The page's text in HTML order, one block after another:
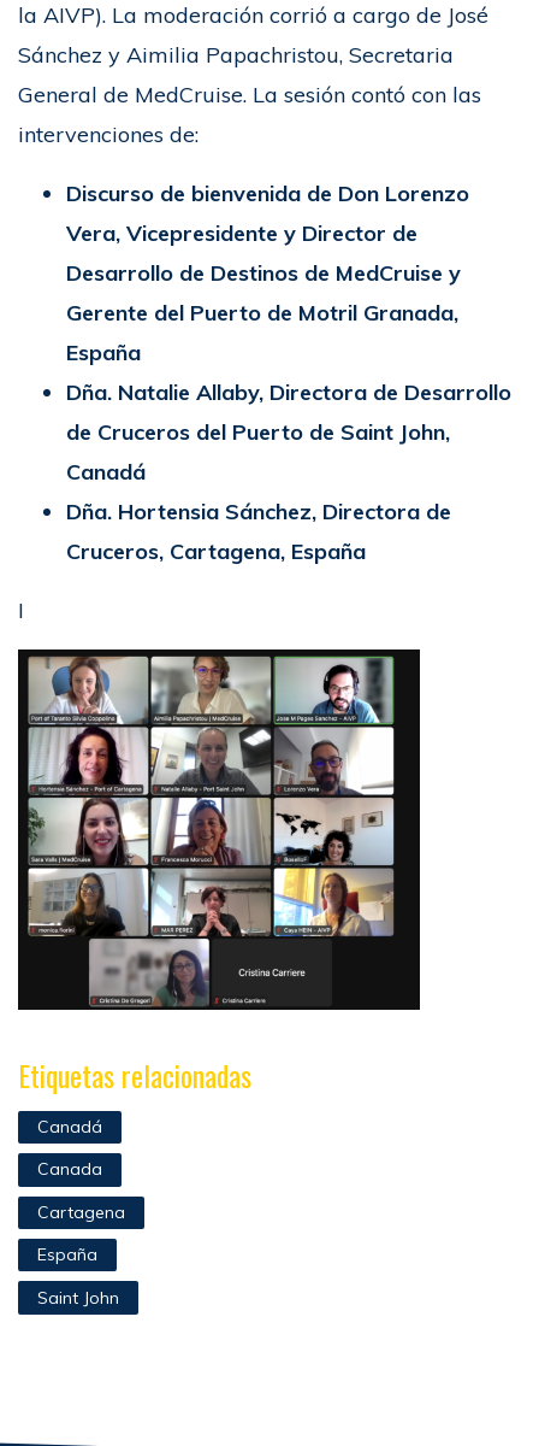
la AIVP). La moderación corrió a cargo de José
Sánchez y Aimilia Papachristou, Secretaria
General de MedCruise. La sesión contó con las
intervenciones de:
Discurso de bienvenida de Don Lorenzo
Vera, Vicepresidente y Director de
Desarrollo de Destinos de MedCruise y
Gerente del Puerto de Motril Granada,
España
Dña. Natalie Allaby, Directora de Desarrollo
de Cruceros del Puerto de Saint John,
Canadá
Dña. Hortensia Sánchez, Directora de
Cruceros, Cartagena, España
I
Etiquetas relacionadas
Canadá
Canada
Cartagena
España
Saint John